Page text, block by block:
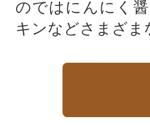
のではにんにく
キンなどさまざま